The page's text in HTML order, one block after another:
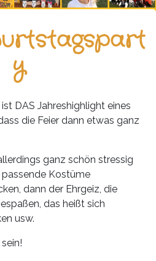
y
ist DAS Jahreshighlight eines
die Feier dann etwas ganz
ganz schön stressig
Kostüme
dann der Ehrgeiz, die
das heißt sich
usw.